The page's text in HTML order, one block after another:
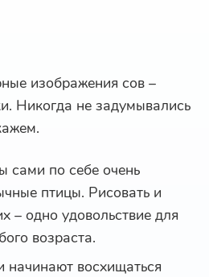
изображения сов –
Никогда не задумывались
сами по себе очень
птицы. Рисовать и
– одно удовольствие для
возраста.
начинают восхищаться